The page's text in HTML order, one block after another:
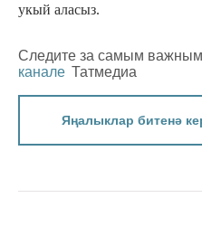
укый аласыз.
Следите за самым
канале Татмедиа
Яңалыклар битенә